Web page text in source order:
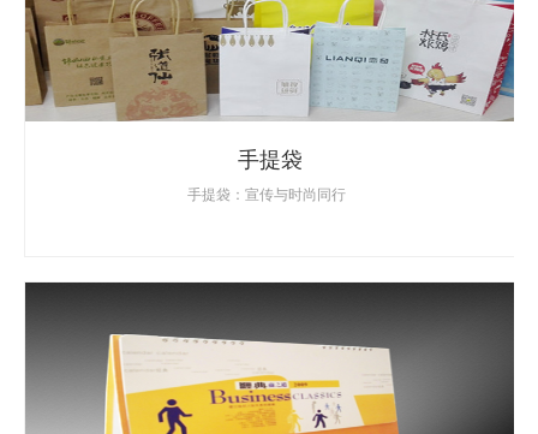
手提袋
手提袋：宣传与时尚同行